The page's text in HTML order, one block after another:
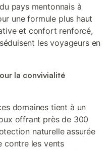
pays mentonnais à
une formule plus haut
et confort renforcé,
les voyageurs en
la convivialité
domaines tient à un
offrant près de 300
naturelle assurée
contre les vents